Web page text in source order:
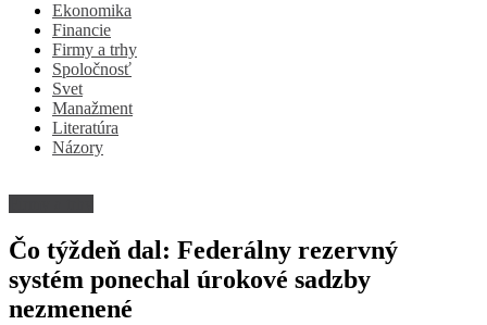
Ekonomika
Financie
Firmy a trhy
Spoločnosť
Svet
Manažment
Literatúra
Názory
Čo týždeň dal: Federálny rezervný
systém ponechal úrokové sadzby
nezmenené